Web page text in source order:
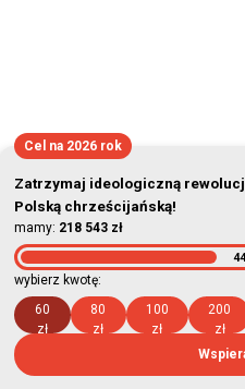
Cel na 2026 rok
Zatrzymaj ideologiczną
Polską chrześcijańską!
mamy: 218 543 zł
wybierz kwotę:
60
zł
80
zł
100
zł
200
zł